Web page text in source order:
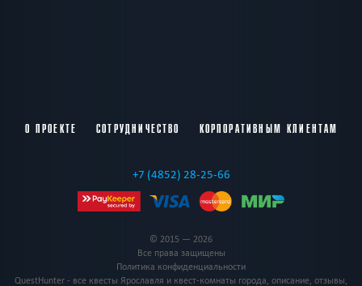
О ПРОЕКТЕ СОТРУДНИЧЕСТВО КОРПОРАТИВНЫМ КЛИЕНТАМ
+7 (4852) 28-25-66
© 2015 — 2026
Все права защищены
Политика конфиденциальности
QuestHunter - все квесты Ярославля и квест-комнаты города, описание, отзывы,